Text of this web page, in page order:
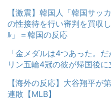
【激震】韓国人「韓国サッ
の性接待を行い審判を買収
ﾙ」＝韓国の反応
「金メダルは4つあった。
リン五輪4冠の彼が帰国後
【海外の反応】大谷翔平
連敗【MLB】